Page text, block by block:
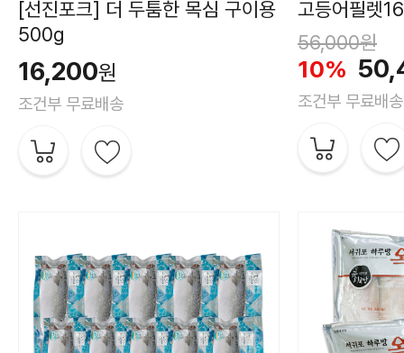
[선진포크] 더 두툼한 목심 구이용
500g
16,200원
조건부 무료배송
고등어필렛
56,000원
10%
조건부 무료배송